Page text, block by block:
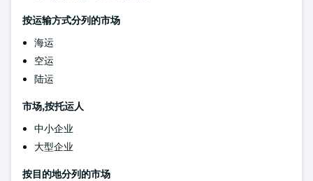
按运输方式分列的市场
海运
空运
陆运
市场,按托运人
中小企业
大型企业
按目的地分列的市场